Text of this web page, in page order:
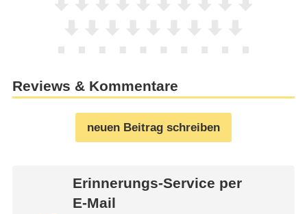
Reviews & Kommentare
neuen Beitrag schreiben
Erinnerungs-Service per
E-Mail